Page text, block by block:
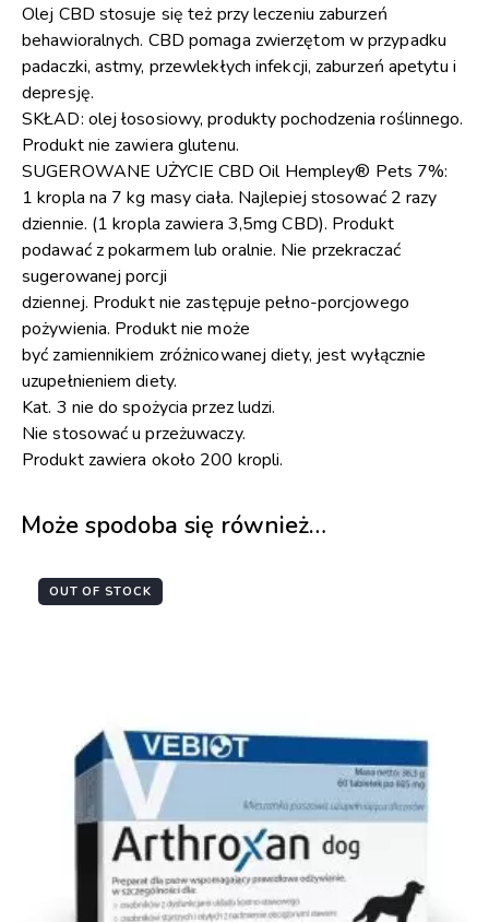
Olej CBD stosuje się też przy leczeniu zaburzeń
behawioralnych. CBD pomaga zwierzętom w przypadku
padaczki, astmy, przewlekłych infekcji, zaburzeń apetytu i
depresję.
SKŁAD: olej łososiowy, produkty pochodzenia roślinnego.
Produkt nie zawiera glutenu.
SUGEROWANE UŻYCIE CBD Oil Hempley® Pets 7%:
1 kropla na 7 kg masy ciała. Najlepiej stosować 2 razy
dziennie. (1 kropla zawiera 3,5mg CBD). Produkt
podawać z pokarmem lub oralnie. Nie przekraczać
sugerowanej porcji
dziennej. Produkt nie zastępuje pełno-porcjowego
pożywienia. Produkt nie może
być zamiennikiem zróżnicowanej diety, jest wyłącznie
uzupełnieniem diety.
Kat. 3 nie do spożycia przez ludzi.
Nie stosować u przeżuwaczy.
Produkt zawiera około 200 kropli.
Może spodoba się również…
OUT OF STOCK